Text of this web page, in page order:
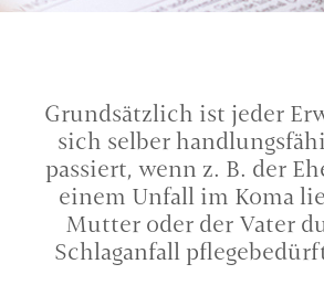
Grundsätzlich ist jeder
sich selber
passiert, wenn z. B. der
einem Unfall im Koma
Mutter oder der Vater
Schlaganfall